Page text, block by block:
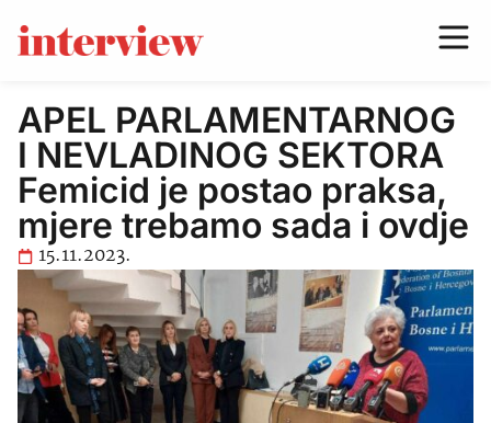
APEL PARLAMENTARNOG
I NEVLADINOG SEKTORA
Femicid je postao praksa,
mjere trebamo sada i ovdje
15.11.2023.